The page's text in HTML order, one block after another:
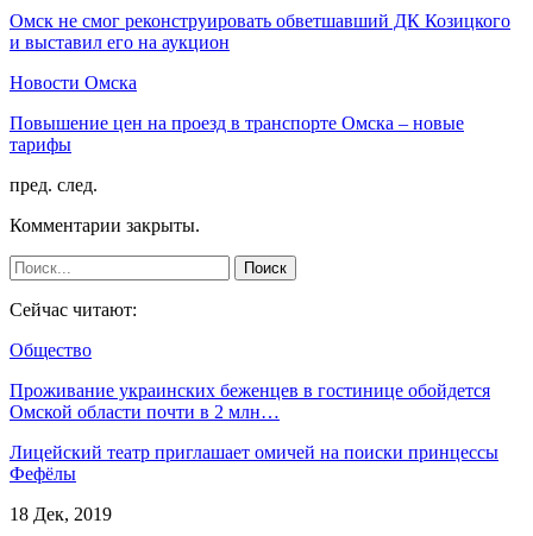
Омск не смог реконструировать обветшавший ДК Козицкого
и выставил его на аукцион
Новости Омска
Повышение цен на проезд в транспорте Омска – новые
тарифы
пред. след.
Комментарии закрыты.
Сейчас читают:
Общество
Проживание украинских беженцев в гостинице обойдется
Омской области почти в 2 млн…
Лицейский театр приглашает омичей на поиски принцессы
Фефёлы
18 Дек, 2019